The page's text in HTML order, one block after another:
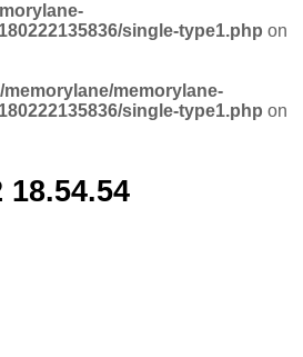
single-type1.php on
memorylane/memorylane-
single-type1.php on
18.54.54